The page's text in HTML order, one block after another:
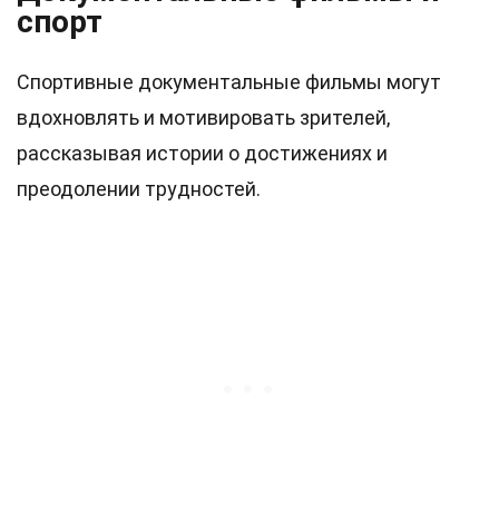
спорт
Спортивные документальные фильмы могут
вдохновлять и мотивировать зрителей,
рассказывая истории о достижениях и
преодолении трудностей.